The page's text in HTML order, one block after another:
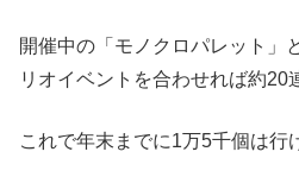
開催中の「モノクロパレット」
リオイベントを合わせれば約20
これで年末までに1万5千個は行